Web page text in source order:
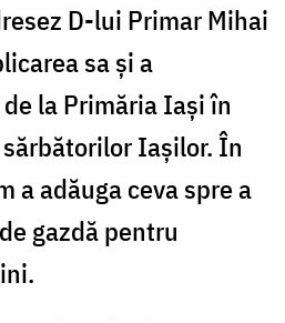
D-lui Primar Mihai
sa și a
la Primăria Iași în
Iașilor. În
a adăuga ceva spre a
gazdă pentru